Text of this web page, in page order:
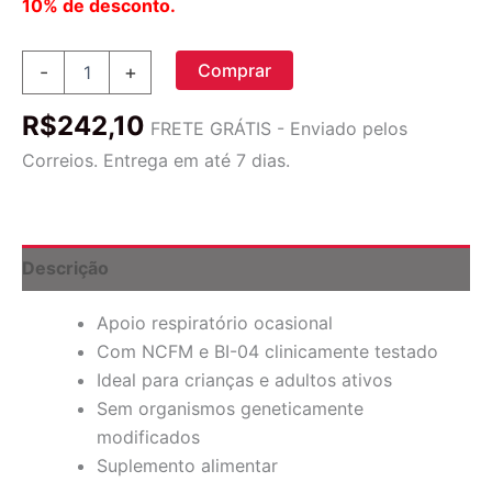
10% de desconto.
-
Cuidado
60
+ Comprar
R$242,10 FRETE GRÁTIS - Enviado pelos
Correios. Entrega em até 7 dias.
Descrição
Apoio respiratório ocasional
Com NCFM e BI-04 clinicamente testado
Ideal para crianças e adultos ativos
Sem organismos geneticamente
modificados
Suplemento alimentar